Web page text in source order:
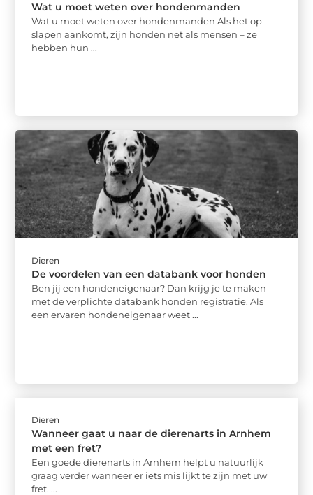
Wat u moet weten over hondenmanden
Wat u moet weten over hondenmanden Als het op
slapen aankomt, zijn honden net als mensen – ze
hebben hun ...
Dieren
De voordelen van een databank voor honden
Ben jij een hondeneigenaar? Dan krijg je te maken
met de verplichte databank honden registratie. Als
een ervaren hondeneigenaar weet ...
Dieren
Wanneer gaat u naar de dierenarts in Arnhem
met een fret?
Een goede dierenarts in Arnhem helpt u natuurlijk
graag verder wanneer er iets mis lijkt te zijn met uw
fret. ...